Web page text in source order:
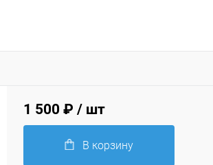
1 500 ₽ / шт
В корзину